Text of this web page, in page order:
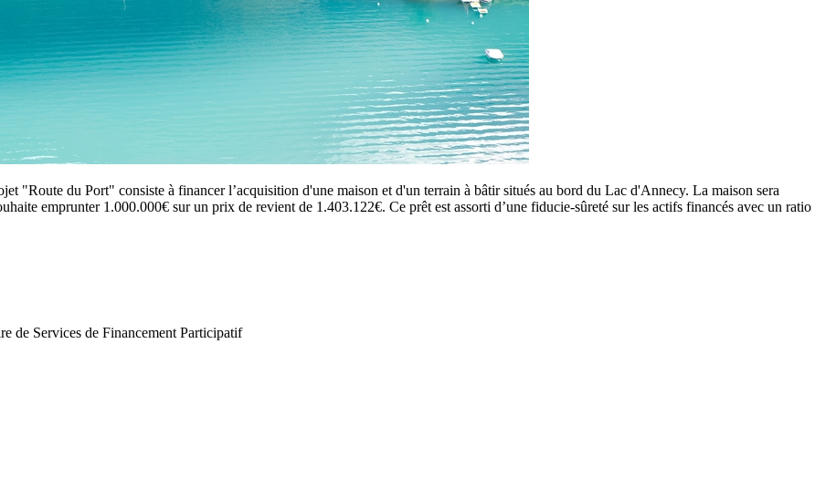
"Route du Port" consiste à financer l’acquisition d'une maison et d'un terrain à bâtir situés au bord du Lac d'Annecy. La maison sera
emprunter 1.000.000€ sur un prix de revient de 1.403.122€. Ce prêt est assorti d’une fiducie-sûreté sur les actifs financés avec un ratio
de Services de Financement Participatif